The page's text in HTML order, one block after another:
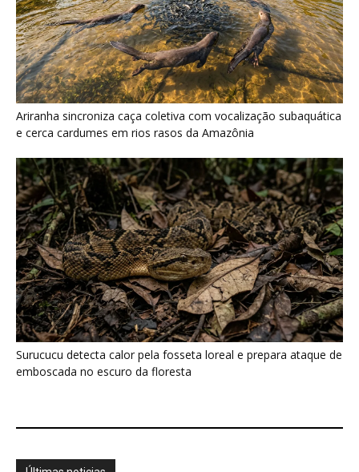
Surucucu detecta calor pela fosseta loreal e prepara ataque de
emboscada no escuro da floresta
Últimas noticias
Araponga combina caixa torácica adaptada e
canto metálico para alcançar a...
7 de agosto de 2026
“A chuva carrega um inventário da copa”: o
método que encontrou...
7 de agosto de 2026